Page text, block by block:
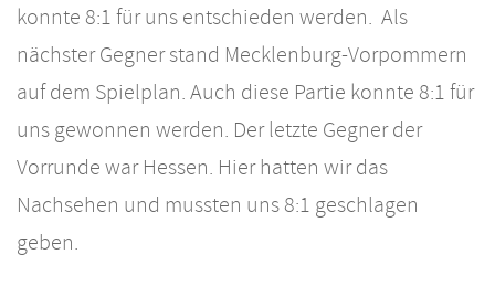
konnte 8:1 für uns entschieden werden. Als
nächster Gegner stand Mecklenburg-Vorpommern
auf dem Spielplan. Auch diese Partie konnte 8:1 für
uns gewonnen werden. Der letzte Gegner der
Vorrunde war Hessen. Hier hatten wir das
Nachsehen und mussten uns 8:1 geschlagen
geben.